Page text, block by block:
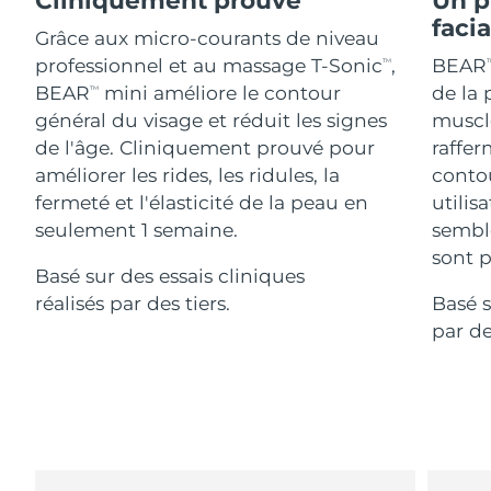
Grâce aux micro-courants de niveau
professionnel et au massage T-SonicTM,
BEARTM
mini améliore le contour
général du visage et réduit les signes
de l'âge. Cliniquement prouvé pour
améliorer les rides, les ridules, la
fermeté et l'élasticité de la peau en
seulement 1 semaine.
Basé sur des essais cliniques
réalisés par des tiers.
BEAR
de la
sont
Basé
par
For healthy hair
Cosmétiques Hommes
Acheter tout
À PROPROS
Israël 12/08/2026
Italie Livraison estimée08/08/2026
Japon Livraison estimée11/08/2026
Jersey Livraison estimée 13/08/2026
Kazakhstan 10/08/2026
Koweït Livraison estimée
08/08/2026